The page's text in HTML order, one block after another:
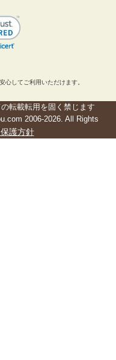
心してご利用いただけます。
転載転用を固く禁じます
2006-2026. All Rights
護方針